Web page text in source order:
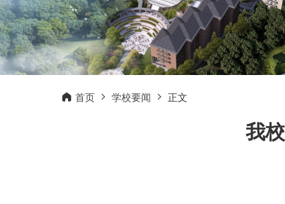
首页 学校要闻 正文
我